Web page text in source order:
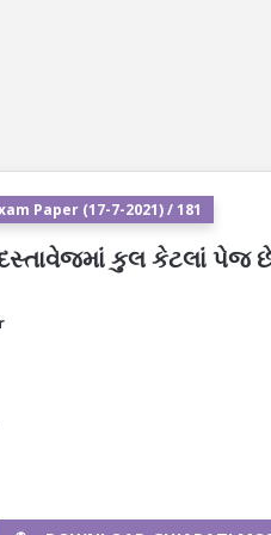
Paper (17-7-2021) / 181
કુલ કેટલાં પેજ